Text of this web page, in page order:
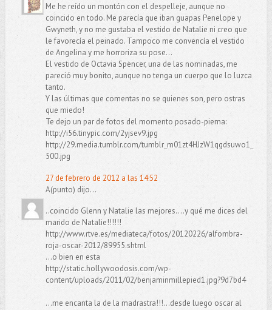
Me he reído un montón con el despelleje, aunque no
coincido en todo. Me parecía que iban guapas Penelope y
Gwyneth, y no me gustaba el vestido de Natalie ni creo que
le favorecía el peinado. Tampoco me convencía el vestido
de Angelina y me horroriza su pose...
El vestido de Octavia Spencer, una de las nominadas, me
pareció muy bonito, aunque no tenga un cuerpo que lo luzca
tanto.
Y las últimas que comentas no se quienes son, pero ostras
que miedo!
Te dejo un par de fotos del momento posado-pierna:
http://i56.tinypic.com/2yjsev9.jpg
http://29.media.tumblr.com/tumblr_m01zt4HJzW1qgdsuwo1_
500.jpg
27 de febrero de 2012 a las 14:52
A(punto) dijo...
..coincido Glenn y Natalie las mejores....y qué me dices del
marido de Natalie!!!!!!
http://www.rtve.es/mediateca/fotos/20120226/alfombra-
roja-oscar-2012/89955.shtml
...o bien en esta
http://static.hollywoodosis.com/wp-
content/uploads/2011/02/benjaminmillepied1.jpg?9d7bd4
...me encanta la de la madrastra!!!...desde luego oscar al